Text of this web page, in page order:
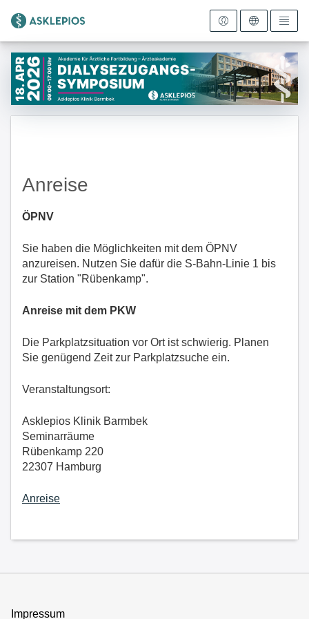
Zur Startseite
Anreise
ÖPNV
Sie haben die Möglichkeiten mit dem ÖPNV
anzureisen. Nutzen Sie dafür die S-Bahn-Linie 1 bis
zur Station "Rübenkamp".
Anreise mit dem PKW
Die Parkplatzsituation vor Ort ist schwierig. Planen
Sie genügend Zeit zur Parkplatzsuche ein.
Veranstaltungsort:
Asklepios Klinik Barmbek
Seminarräume
Rübenkamp 220
22307 Hamburg
Anreise
Impressum